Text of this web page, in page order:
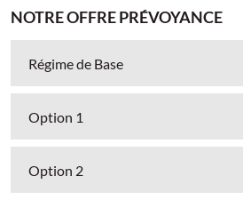
NOTRE OFFRE PRÉVOYANCE
Régime de Base
Option 1
Option 2